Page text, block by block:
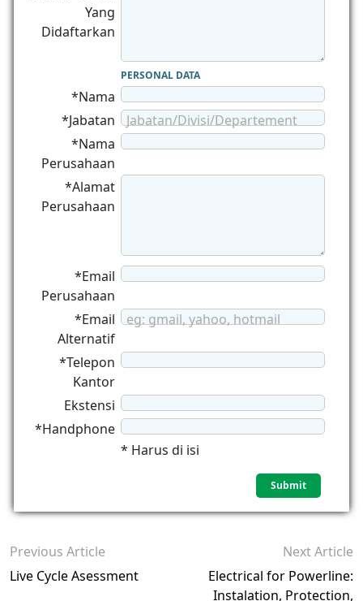
Yang
Didaftarkan
PERSONAL DATA
*Nama
*Jabatan
Jabatan/Divisi/Departement
*Nama
Perusahaan
*Alamat
Perusahaan
*Email
Perusahaan
*Email
Alternatif
eg: gmail, yahoo, hotmail
*Telepon
Kantor
Ekstensi
*Handphone
* Harus di isi
Previous Article
Live Cycle Asessment
Next Article
Electrical for Powerline:
Instalation, Protection,